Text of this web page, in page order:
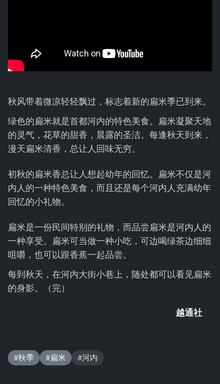
秋风带着微凉轻轻飘过，标志着新的扁米季已到来。
绿色的扁米就是首都河内的特色美食。扁米凝聚天地
的灵气，花草的甜香，晨露的圣洁。每逢秋天到来，
漫天扁米清香，总让人回味无穷。
初秋的扁米香总让人想起幼年的回忆。扁米不仅是河
内人的一种特色美食，而且还是每个河内人充满幼年
回忆的小礼物。
扁米是一份民间特别的礼物，而品尝扁米是河内人的
一种享受。扁米可当做一种小吃，可边喝绿茶边细细
咀嚼，也可以跟香蕉一起品尝。
每到秋天，在河内大街小巷上，随处都可以看见扁米
的身影。（完）
越通社
#秋季 #扁米 #河内